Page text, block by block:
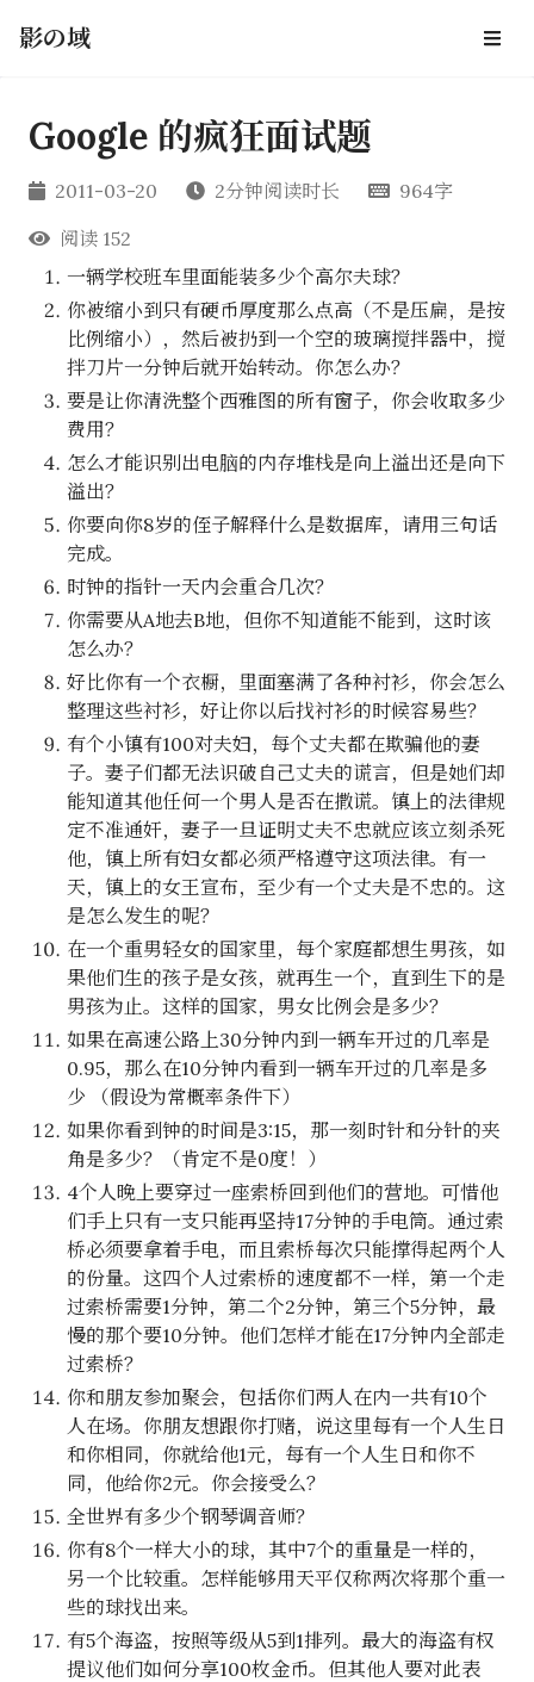
影の域
Google 的疯狂面试题
2011-03-20 2分钟阅读时长
964字
阅读 152
一辆学校班车里面能装多少个高尔夫球？
你被缩小到只有硬币厚度那么点高（不是压扁，是按
比例缩小），然后被扔到一个空的玻璃搅拌器中，搅
拌刀片一分钟后就开始转动。你怎么办？
要是让你清洗整个西雅图的所有窗子，你会收取多少
费用？
怎么才能识别出电脑的内存堆栈是向上溢出还是向下
溢出？
你要向你8岁的侄子解释什么是数据库，请用三句话
完成。
时钟的指针一天内会重合几次？
你需要从A地去B地，但你不知道能不能到，这时该
怎么办？
好比你有一个衣橱，里面塞满了各种衬衫，你会怎么
整理这些衬衫，好让你以后找衬衫的时候容易些？
有个小镇有100对夫妇，每个丈夫都在欺骗他的妻
子。妻子们都无法识破自己丈夫的谎言，但是她们却
能知道其他任何一个男人是否在撒谎。镇上的法律规
定不准通奸，妻子一旦证明丈夫不忠就应该立刻杀死
他，镇上所有妇女都必须严格遵守这项法律。有一
天，镇上的女王宣布，至少有一个丈夫是不忠的。这
是怎么发生的呢？
在一个重男轻女的国家里，每个家庭都想生男孩，如
果他们生的孩子是女孩，就再生一个，直到生下的是
男孩为止。这样的国家，男女比例会是多少？
如果在高速公路上30分钟内到一辆车开过的几率是
0.95，那么在10分钟内看到一辆车开过的几率是多
少 （假设为常概率条件下）
如果你看到钟的时间是3:15，那一刻时针和分针的夹
角是多少？（肯定不是0度！）
4个人晚上要穿过一座索桥回到他们的营地。可惜他
们手上只有一支只能再坚持17分钟的手电筒。通过索
桥必须要拿着手电，而且索桥每次只能撑得起两个人
的份量。这四个人过索桥的速度都不一样，第一个走
过索桥需要1分钟，第二个2分钟，第三个5分钟，最
慢的那个要10分钟。他们怎样才能在17分钟内全部走
过索桥？
你和朋友参加聚会，包括你们两人在内一共有10个
人在场。你朋友想跟你打赌，说这里每有一个人生日
和你相同，你就给他1元，每有一个人生日和你不
同，他给你2元。你会接受么？
全世界有多少个钢琴调音师？
你有8个一样大小的球，其中7个的重量是一样的，
另一个比较重。怎样能够用天平仅称两次将那个重一
些的球找出来。
有5个海盗，按照等级从5到1排列。最大的海盗有权
提议他们如何分享100枚金币。但其他人要对此表